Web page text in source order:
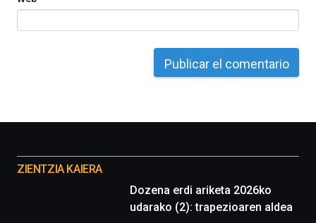
proyectos
ZIENTZIA KAIERA
Dozena erdi ariketa 2026ko
udarako (2): trapezioaren aldea